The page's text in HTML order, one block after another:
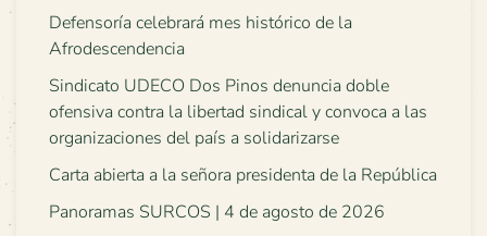
Defensoría celebrará mes histórico de la
Afrodescendencia
Sindicato UDECO Dos Pinos denuncia doble
ofensiva contra la libertad sindical y convoca a las
organizaciones del país a solidarizarse
Carta abierta a la señora presidenta de la República
Panoramas SURCOS | 4 de agosto de 2026